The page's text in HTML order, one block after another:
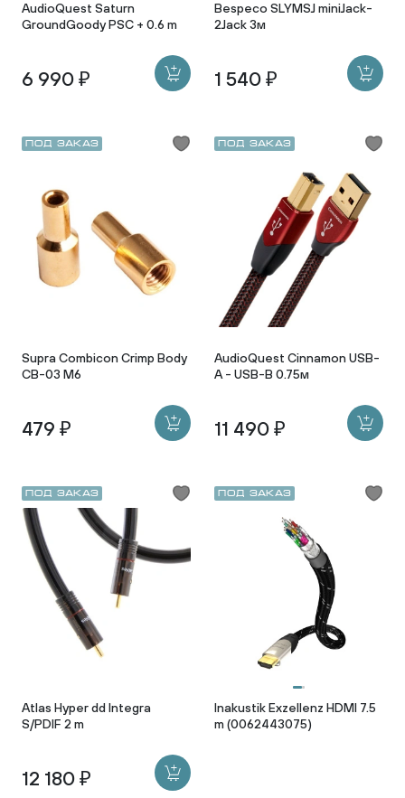
AudioQuest Saturn
GroundGoody PSC + 0.6 m
6 990 ₽
Bespeco SLYMSJ miniJack-
2Jack 3м
1 540 ₽
Под заказ
Supra Combicon Crimp Body
CB-03 M6
479 ₽
Под заказ
AudioQuest Cinnamon USB-
A - USB-B 0.75м
11 490 ₽
Под заказ
Atlas Hyper dd Integra
S/PDIF 2 m
12 180 ₽
Под заказ
Inakustik Exzellenz HDMI 7.5
m (0062443075)